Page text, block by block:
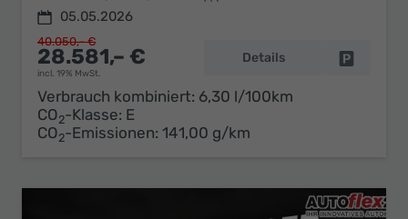
05.05.2026
28.581,– €
incl. 19% MwSt.
40.050,– €
Details
Verbrauch kombiniert: 6,30 l/100km
CO2-Klasse: E
CO2-Emissionen: 141,00 g/km